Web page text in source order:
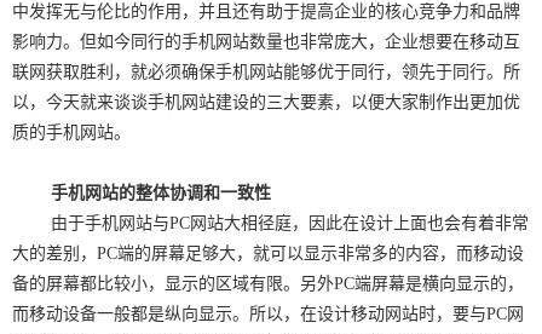
中发挥无与伦比的作用，并且还有助于提高企业的核心竞争力和品牌
影响力。但如今同行的手机网站数量也非常庞大，企业想要在移动互
联网获取胜利，就必须确保手机网站能够优于同行，领先于同行。所
以，今天就来谈谈手机网站建设的三大要素，以便大家制作出更加优
质的手机网站。
手机网站的整体协调和一致性
由于手机网站与PC网站大相径庭，因此在设计上面也会有着非常
大的差别，PC端的屏幕足够大，就可以显示非常多的内容，而移动设
备的屏幕都比较小，显示的区域有限。另外PC端屏幕是横向显示的，
而移动设备一般都是纵向显示。所以，在设计移动网站时，要与PC网